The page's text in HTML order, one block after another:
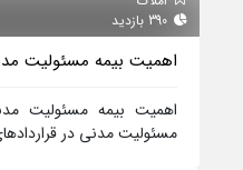
اهمیت بیمه مسئولیت
اهمیت بیمه مسئولیت
مسئولیت مدنی در